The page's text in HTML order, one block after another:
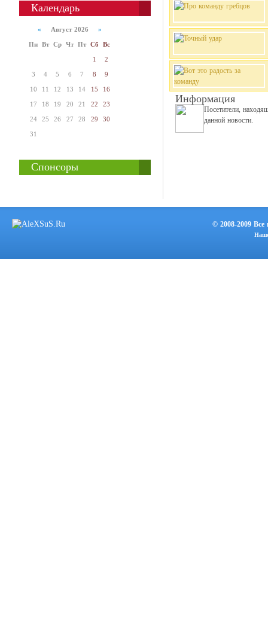
Календарь
« Август 2026 »
Пн Вт Ср Чт Пт Сб Вс
1 2
3 4 5 6 7 8 9
10 11 12 13 14 15 16
17 18 19 20 21 22 23
24 25 26 27 28 29 30
31
Спонсоры
Информация
Посетители,
данной новости.
© 2008-2009